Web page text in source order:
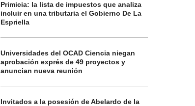
Primicia: la lista de impuestos que analiza
incluir en una tributaria el Gobierno De La
Espriella
Universidades del OCAD Ciencia niegan
aprobación exprés de 49 proyectos y
anuncian nueva reunión
Invitados a la posesión de Abelardo de la